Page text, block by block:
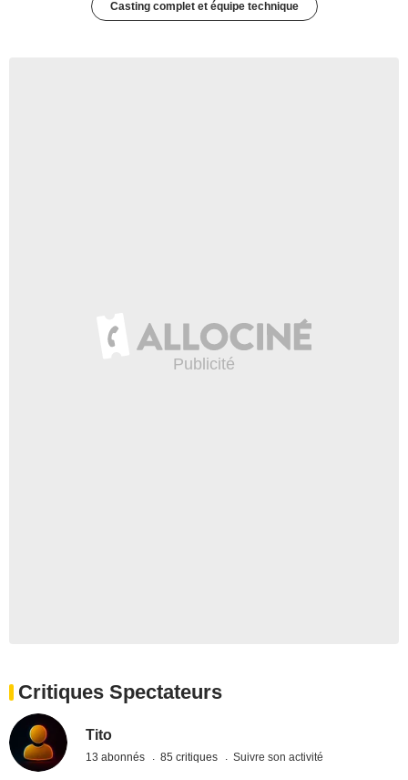
Casting complet et équipe technique
Critiques Spectateurs
Tito
13 abonnés 85 critiques Suivre son activité